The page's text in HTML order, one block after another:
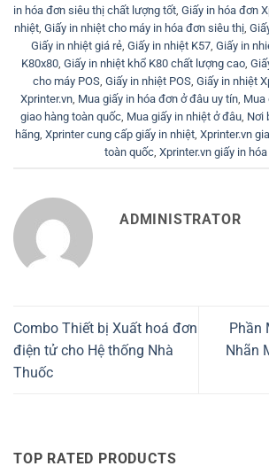
in hóa đơn siêu thị chất lượng tốt Giấy in hóa đơn
nhiệt, Giấy in nhiệt cho máy in hóa đơn siêu thị,
Giấy in nhiệt giá rẻ Giấy in nhiệt K57 Giấy in
K80x80, Giấy in nhiệt khổ K80 chất lượng cao,
cho máy POS, Giấy in nhiệt POS, Giấy in nhiệt
Xprinter.vn Mua giấy in hóa đơn ở đâu uy tín Mua
giao hàng toàn quốc, Mua giấy in nhiệt ở đâu, Nơi
hãng Xprinter cung cấp giấy in nhiệt Xprinter.vn
toàn quốc Xprinter.vn giấy in
ADMINISTRATOR
Combo Thiết bị Xuất hoá đơn
điện tử cho Hệ thống Nhà
Thuốc
Phần
Nhãn
TOP RATED PRODUCTS